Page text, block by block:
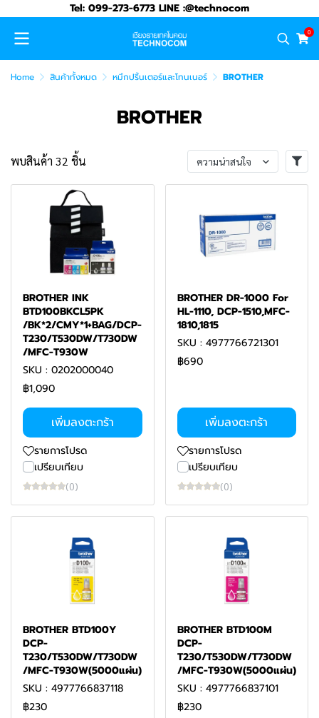
Tel: 099-273-6773 LINE :@technocom
0
Home สินค้าทั้งหมด หมึกปริ้นเตอร์และโทนเนอร์ BROTHER
BROTHER
พบสินค้า 32 ชิ้น ความน่าสนใจ
BROTHER INK
BTD100BKCL5PK
/BK*2/CMY*1+BAG/DCP-
T230/T530DW/T730DW
/MFC-T930W
SKU : 0202000040
฿1,090
เพิ่มลงตะกร้า
รายการโปรด
เปรียบเทียบ
(0)
BROTHER DR-1000 For
HL-1110, DCP-1510,MFC-
1810,1815
SKU : 4977766721301
฿690
เพิ่มลงตะกร้า
รายการโปรด
เปรียบเทียบ
(0)
BROTHER BTD100Y
DCP-
T230/T530DW/T730DW
/MFC-T930W(5000แผ่น)
SKU : 4977766837118
฿230
BROTHER BTD100M
DCP-
T230/T530DW/T730DW
/MFC-T930W(5000แผ่น)
SKU : 4977766837101
฿230